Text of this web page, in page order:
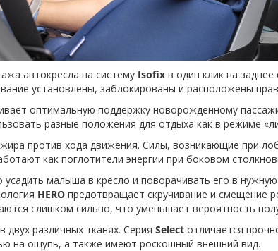
автокресла на систему Isofix в один клик на
установлены, заблокированы и расположены
оптимальную поддержку новорожденному
разные положения для отдыха как в режиме
против хода движения. Силы, возникающие при
как поглотители энергии при боковом
малыша в кресло и поворачивать его в
HERO предотвращает скручивание и смещение
слишком сильно, что уменьшает вероятность
двух различных тканях. Серия Select отличается
на ощупь, а также имеют роскошный внешний вид.